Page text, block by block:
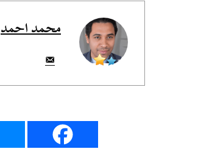
محمد احمد